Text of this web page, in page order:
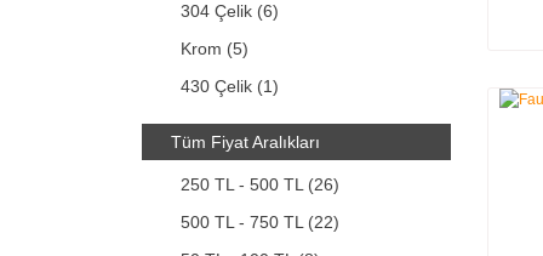
304 Çelik (6)
Krom (5)
430 Çelik (1)
Tüm Fiyat Aralıkları
250 TL - 500 TL (26)
500 TL - 750 TL (22)